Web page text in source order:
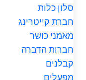
סלון כלות
חברת קייטרינג
מאמני כושר
חברות הדברה
קבלנים
מפעלים